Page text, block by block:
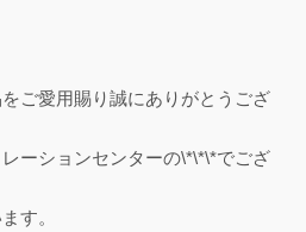
ご愛用賜り誠にありがとうござ
ーションセンターの\*\*\*でござ
す。